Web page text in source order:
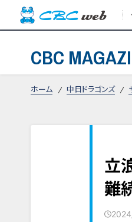
CBC
ホーム 中日ドラゴンズ
立
難